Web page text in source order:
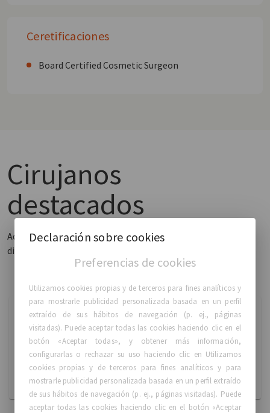
Ceretificaciones
Board Certified Cosmetic Surgeon
Cirujanos
destacados
Aquí tienes los cirujanos más recientes añadidos en el
directorio
时述党 时述党
Breast Augmentation
13586072997
shishudang@qq.com
中国, 成都市
Declaración sobre cookies
Preferencias de cookies
Utilizamos cookies propias y de terceros para fines analíticos y
para mostrarle publicidad personalizada basada en un perfil
extraído de sus hábitos de navegación (p. ej., páginas
visitadas). Puede aceptar todas las cookies haciendo clic en el
botón «Aceptar todas», y obtener más información,
configurarlas o rechazar su uso haciendo clic en Utilizamos
cookies propias y de terceros para fines analíticos y para
mostrarle publicidad personalizada basada en un perfil extraído
de sus hábitos de navegación (p. ej., páginas visitadas). Puede
aceptar todas las cookies haciendo clic en el botón «Aceptar